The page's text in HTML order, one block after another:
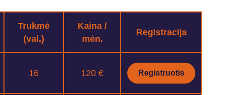
Trukmė
(val.)
Kaina /
mėn.
Registracija
16 120 € Registruotis